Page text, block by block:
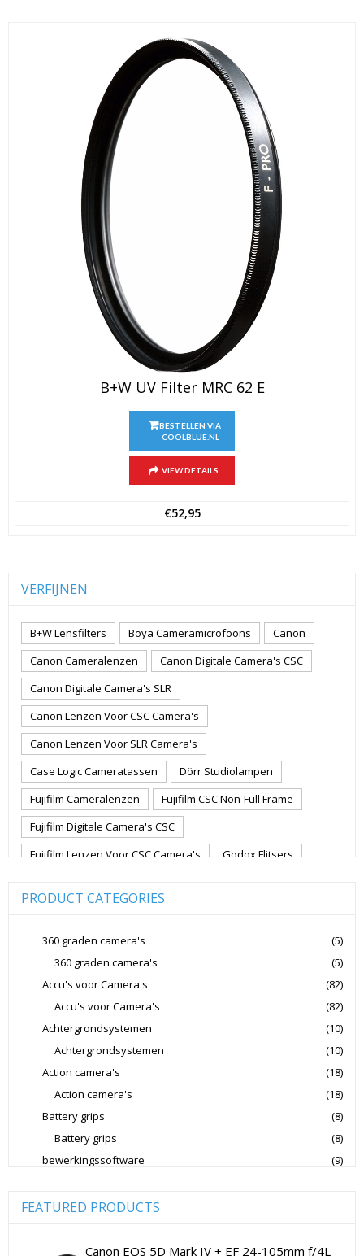
B+W UV Filter MRC 62 E
BESTELLEN VIA
COOLBLUE.NL
VIEW DETAILS
€52,95
VERFIJNEN
B+W Lensfilters Boya Cameramicrofoons
Canon
Canon Cameralenzen
Canon Digitale Camera's CSC
Canon Digitale Camera's SLR
Canon Lenzen Voor CSC Camera's
Canon Lenzen Voor SLR Camera's
Case Logic Cameratassen
Dörr Studiolampen
Fujifilm Cameralenzen
Fujifilm CSC Non-Full Frame
Fujifilm Digitale Camera's CSC
Fujifilm Lenzen Voor CSC Camera's
Godox Flitsers
Jupio Accu's Voor Camera's
Lowepro Cameratassen
Nikon CSC Full Frame
Nikon Lenzen Voor SLR Camera's
Panasonic Digitale Camera's CSC
Peak Design Cameratassen
Sandisk Geheugenkaarten
Sandisk SD Geheugenkaarten
PRODUCT CATEGORIES
360 graden camera's
(5)
360 graden camera's
(5)
Accu's voor Camera's
(82)
Accu's voor Camera's
(82)
Achtergrondsystemen
(10)
Achtergrondsystemen
(10)
Action camera's
(18)
Action camera's
(18)
Battery grips
(8)
Battery grips
(8)
bewerkingssoftware
(9)
Camera's
Spiegelreflex camera
FEATURED PRODUCTS
Canon EOS 5D Mark IV + EF 24-105mm f/4L